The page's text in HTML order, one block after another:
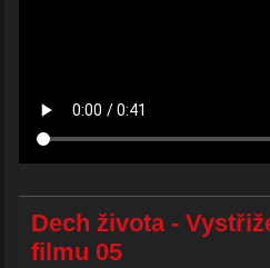
Dech života -
filmu 05